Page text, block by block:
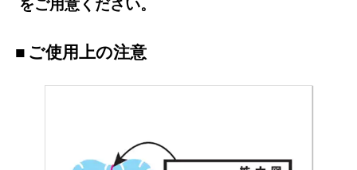
ご使用上の注意